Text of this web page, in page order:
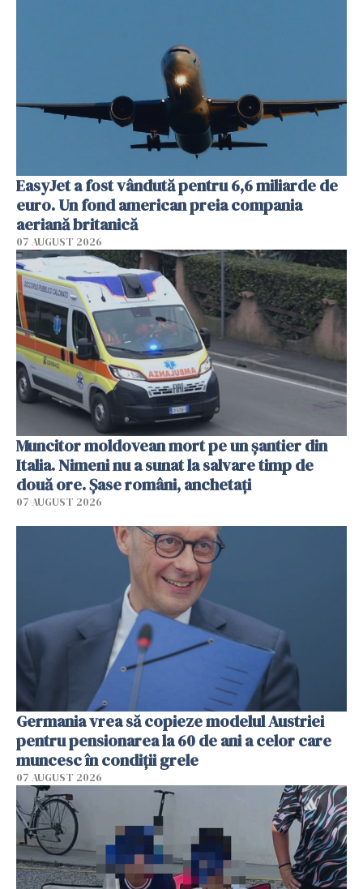
EasyJet a fost vândută pentru 6,6 miliarde de
euro. Un fond american preia compania
aeriană britanică
07 AUGUST 2026
Muncitor moldovean mort pe un șantier din
Italia. Nimeni nu a sunat la salvare timp de
două ore. Șase români, anchetați
07 AUGUST 2026
Germania vrea să copieze modelul Austriei
pentru pensionarea la 60 de ani a celor care
muncesc în condiții grele
07 AUGUST 2026